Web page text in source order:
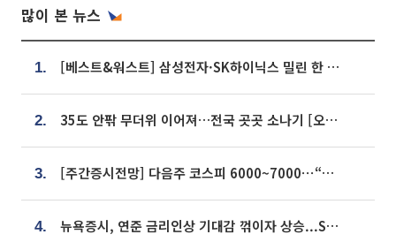
많이 본 뉴스
1. [베스트&워스트] 삼성전자·SK하이닉스 밀린 한 주…상상인증권은 85% 급등
2. 35도 안팎 무더위 이어져…전국 곳곳 소나기 [오늘 날씨]
3. [주간증시전망] 다음주 코스피 6000~7000⋯“外人 수급은 정책이 변수”
4. 뉴욕증시, 연준 금리인상 기대감 꺾이자 상승...S&P500 사상 최고치 [종합]